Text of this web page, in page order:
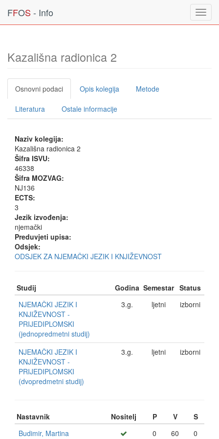
FFOS - Info
Kazališna radionica 2
Osnovni podaci Opis kolegija Metode
Literatura Ostale informacije
Naziv kolegija:
Kazališna radionica 2
Šifra ISVU:
46338
Šifra MOZVAG:
NJ136
ECTS:
3
Jezik izvođenja:
njemački
Preduvjeti upisa:
Odsjek:
ODSJEK ZA NJEMAČKI JEZIK I KNJIŽEVNOST
Studij Godina Semestar Status
NJEMAČKI JEZIK I
KNJIŽEVNOST -
PRIJEDIPLOMSKI
(jednopredmetni studij)
3.g. ljetni izborni
NJEMAČKI JEZIK I
KNJIŽEVNOST -
PRIJEDIPLOMSKI
(dvopredmetni studij)
3.g. ljetni izborni
Nastavnik Nositelj P V
S
Budimir, Martina
0 60 0